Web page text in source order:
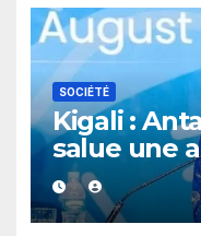
SOCIÉTÉ
Kigali :
salue une
au
femmes